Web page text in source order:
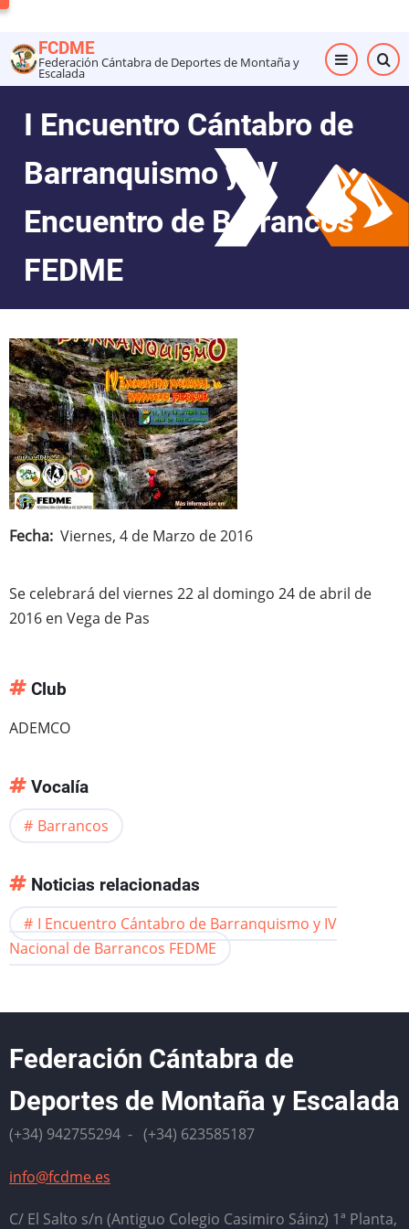
al
contenido
principal
FCDME
Federación Cántabra de Deportes de Montaña y
Escalada
I Encuentro Cántabro de
Barranquismo y IV
Encuentro de Barrancos
FEDME
Fecha Viernes, 4 de Marzo de 2016
Se celebrará del viernes 22 al domingo 24 de abril de
2016 en Vega de Pas
Club
ADEMCO
Vocalía
Barrancos
Noticias relacionadas
I Encuentro Cántabro de Barranquismo y IV
Nacional de Barrancos FEDME
Federación Cántabra de
Deportes de Montaña y Escalada
(+34) 942755294 - (+34) 623585187
info@fcdme.es
C/ El Salto s/n (Antiguo Colegio Casimiro Sáinz) 1ª Planta,